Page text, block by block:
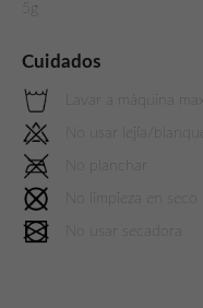
5g
Cuidados
Lavar a máquina
No usar lejía/
No planchar
No limpieza en seco
No usar secadora